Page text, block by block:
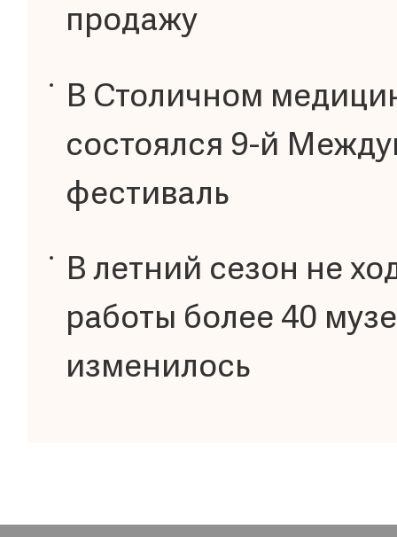
продажу
В Столичном
состоялся 9-й
фестиваль
В летний сезон не
работы более 40
изменилось